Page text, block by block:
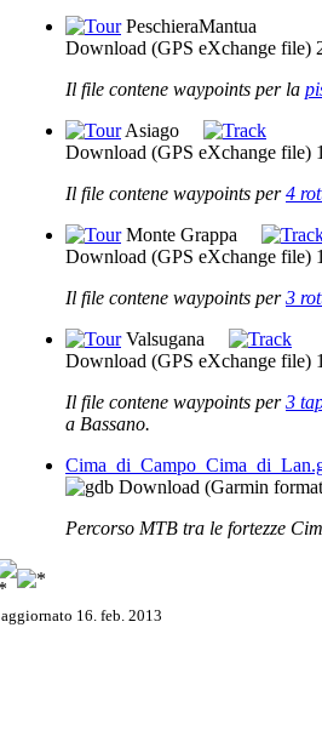
PeschieraMantua
Download (GPS eXchange file)
Il file contene waypoints per la
Asiago
Download (GPS eXchange file)
Il file contene waypoints per4
Monte Grappa
Download (GPS eXchange file)
Il file contene waypoints per3
Valsugana
Download (GPS eXchange file)
Il file contene waypoints per3
a Bassano.
Download (Garmin
Percorso MTB tra le fortezze
aggiornato 16. feb. 2013